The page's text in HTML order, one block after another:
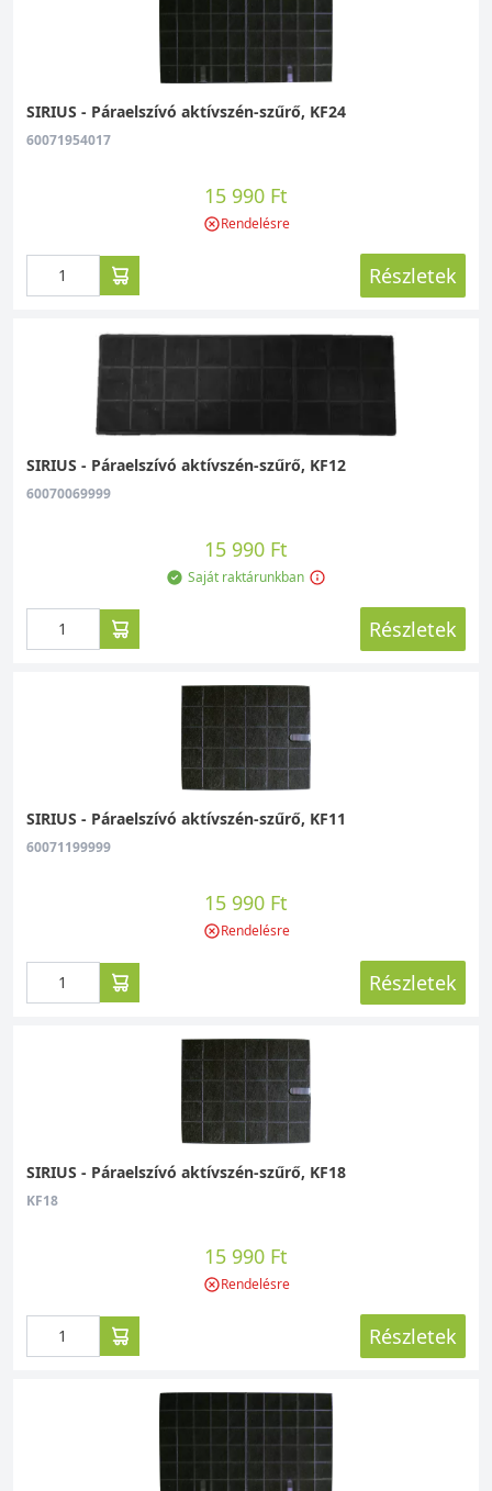
SIRIUS - Páraelszívó aktívszén-szűrő, KF24
60071954017
15 990 Ft
Rendelésre
Részletek
SIRIUS - Páraelszívó aktívszén-szűrő, KF12
60070069999
15 990 Ft
Saját raktárunkban
Részletek
SIRIUS - Páraelszívó aktívszén-szűrő, KF11
60071199999
15 990 Ft
Rendelésre
Részletek
SIRIUS - Páraelszívó aktívszén-szűrő, KF18
KF18
15 990 Ft
Rendelésre
Részletek